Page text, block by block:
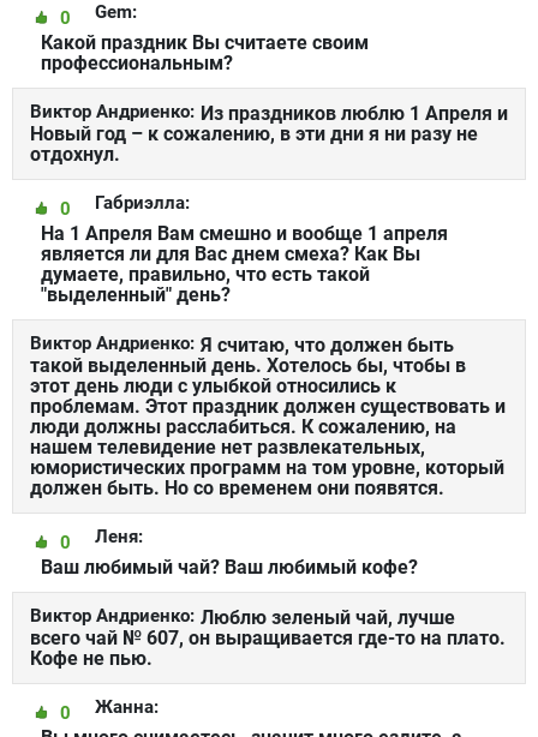
Gem:
0
Какой праздник Вы считаете своим
профессиональным?
Виктор Андриенко: Из праздников люблю 1 Апреля и
Новый год – к сожалению, в эти дни я ни разу не
отдохнул.
Габриэлла:
0
На 1 Апреля Вам смешно и вообще 1 апреля
является ли для Вас днем смеха? Как Вы
думаете, правильно, что есть такой
"выделенный" день?
Виктор Андриенко: Я считаю, что должен быть
такой выделенный день. Хотелось бы, чтобы в
этот день люди с улыбкой относились к
проблемам. Этот праздник должен существовать и
люди должны расслабиться. К сожалению, на
нашем телевидение нет развлекательных,
юмористических программ на том уровне, который
должен быть. Но со временем они появятся.
Леня:
0
Ваш любимый чай? Ваш любимый кофе?
Виктор Андриенко: Люблю зеленый чай, лучше
всего чай № 607, он выращивается где-то на плато.
Кофе не пью.
Жанна:
0